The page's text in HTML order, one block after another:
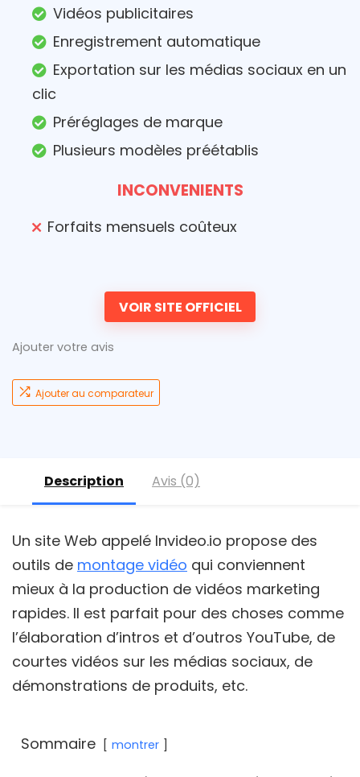
Vidéos publicitaires
Enregistrement automatique
Exportation sur les médias sociaux en un
clic
Préréglages de marque
Plusieurs modèles préétablis
INCONVENIENTS
Forfaits mensuels coûteux
VOIR SITE OFFICIEL
Ajouter votre avis
Ajouter au comparateur
Description Avis (0)
Un site Web appelé Invideo.io propose des
outils de montage vidéo qui conviennent
mieux à la production de vidéos marketing
rapides. Il est parfait pour des choses comme
l’élaboration d’intros et d’outros YouTube, de
courtes vidéos sur les médias sociaux, de
démonstrations de produits, etc.
Sommaire montrer